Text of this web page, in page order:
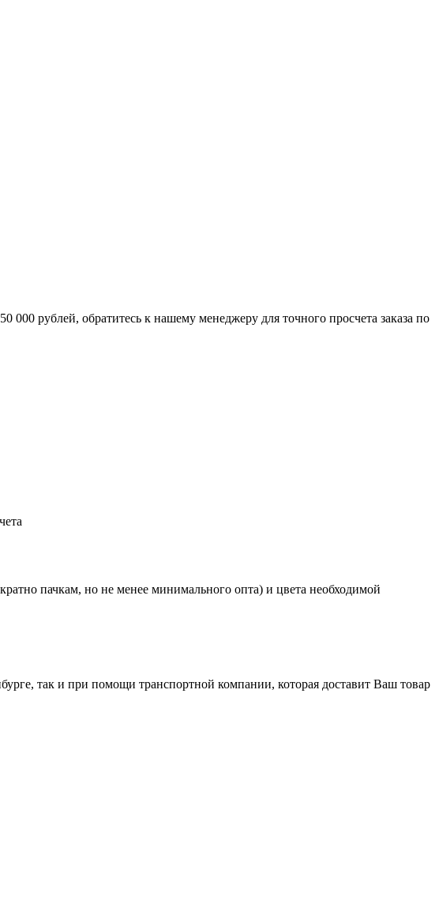
рублей, обратитесь к нашему менеджеру для точного просчета заказа по
пачкам, но не менее минимального опта) и цвета необходимой
так и при помощи транспортной компании, которая доставит Ваш товар